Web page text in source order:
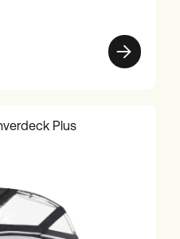
Plus